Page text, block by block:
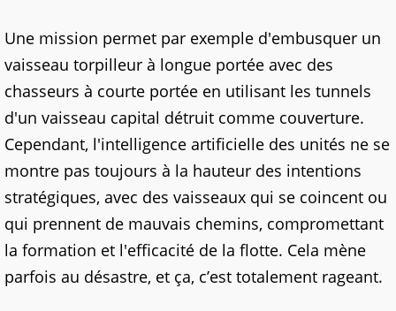
Une mission permet par exemple d'embusquer un
vaisseau torpilleur à longue portée avec des
chasseurs à courte portée en utilisant les tunnels
d'un vaisseau capital détruit comme couverture.
Cependant, l'intelligence artificielle des unités ne se
montre pas toujours à la hauteur des intentions
stratégiques, avec des vaisseaux qui se coincent ou
qui prennent de mauvais chemins, compromettant
la formation et l'efficacité de la flotte. Cela mène
parfois au désastre, et ça, c’est totalement rageant.